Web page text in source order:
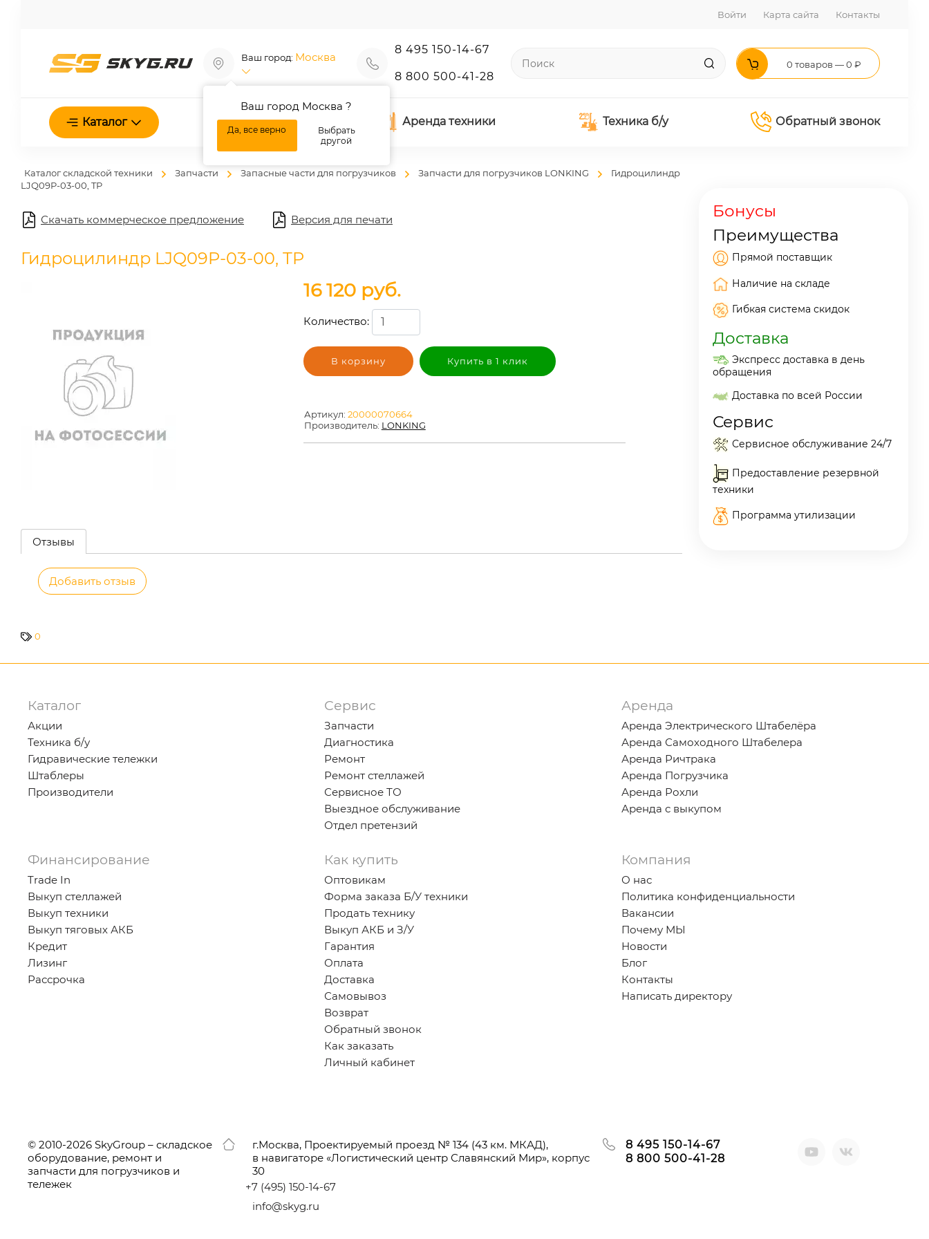
Войти Карта сайта Контакты
Ваш город: Москва
Ваш город Москва ?
Да, все верно
Выбрать
другой
8 495 150-14-67
8 800 500-41-28
0 товаров — 0 ₽
Каталог О нас Аренда техники Техника б/у Обратный звонок
Каталог складской техники Запчасти Запасные части для погрузчиков Запчасти для погрузчиков LONKING
Гидроцилиндр
LJQ09P-03-00, TP
Скачать коммерческое предложение Версия для печати
Гидроцилиндр LJQ09P-03-00, TP
16 120руб.
Количество:
В корзину Купить в 1 клик
Артикул: 20000070664
Производитель: LONKING
Отзывы
Добавить отзыв
0
Бонусы
Преимущества
Прямой поставщик
Наличие на складе
Гибкая система скидок
Доставка
Экспресс доставка в день
обращения
Доставка по всей России
Сервис
Сервисное обслуживание 24/7
Предоставление резервной
техники
Программа утилизации
Каталог
Акции
Техника б/у
Гидравические тележки
Штаблеры
Производители
Сервис
Запчасти
Диагностика
Ремонт
Ремонт стеллажей
Сервисное ТО
Выездное обслуживание
Отдел претензий
Аренда
Аренда Электрического Штабелёра
Аренда Самоходного Штабелера
Аренда Ричтрака
Аренда Погрузчика
Аренда Рохли
Аренда с выкупом
Финансирование
Trade In
Выкуп стеллажей
Выкуп техники
Выкуп тяговых АКБ
Кредит
Лизинг
Рассрочка
Как купить
Оптовикам
Форма заказа Б/У техники
Продать технику
Выкуп АКБ и З/У
Гарантия
Оплата
Доставка
Самовывоз
Возврат
Обратный звонок
Как заказать
Личный кабинет
Компания
О нас
Политика конфиденциальности
Вакансии
Почему МЫ
Новости
Блог
Контакты
Написать директору
© 2010-2026 SkyGroup – складское
оборудование, ремонт и
запчасти для погрузчиков и
тележек
г.Москва, Проектируемый проезд № 134 (43 км. МКАД),
в навигаторе «Логистический центр Славянский Мир», корпус
30
+7 (495) 150-14-67
info@skyg.ru
8 495 150-14-67
8 800 500-41-28